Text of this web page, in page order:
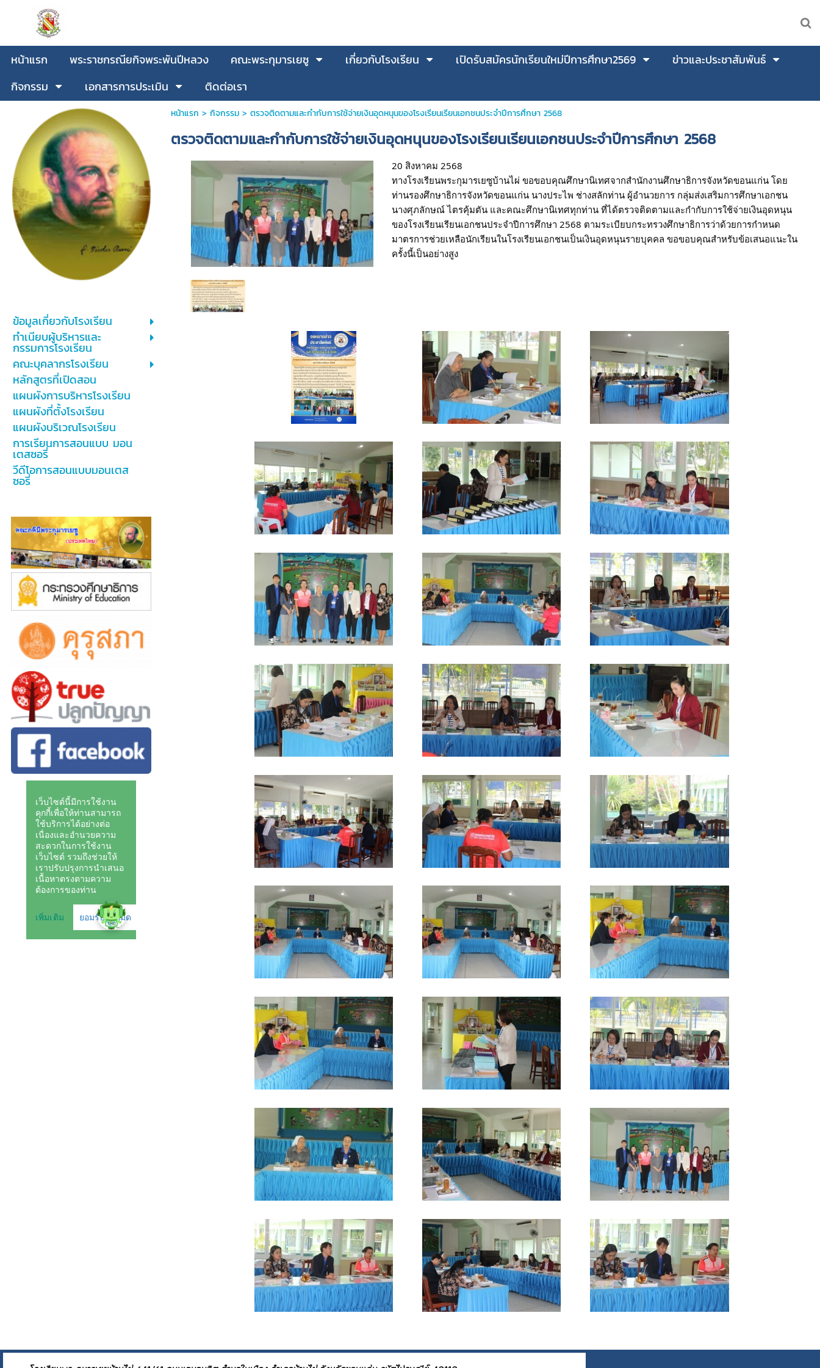
หน้าแรก พระราชกรณียกิจพระพันปีหลวง คณะพระกุมารเยซู เกี่ยวกับโรงเรียน เปิดรับสมัครนักเรียนใหม่ปีการศึกษา2569
ข่าวและประชาสัมพันธ์
กิจกรรม
เอกสารการประเมิน ติดต่อเรา
ข้อมูลเกี่ยวกับโรงเรียน
ทำเนียบผู้บริหารและ
กรรมการโรงเรียน
คณะบุคลากรโรงเรียน
หลักสูตรที่เปิดสอน
แผนผังการบริหารโรงเรียน
แผนผังที่ตั้งโรงเรียน
แผนผังบริเวณโรงเรียน
การเรียนการสอนแบบ มอน
เตสซอรี่
วีดีโอการสอนแบบมอนเตส
ซอรี่
หน้าแรก > กิจกรรม> ตรวจติดตามและกำกับการใช้จ่ายเงินอุดหนุนของโรงเรียนเรียนเอกชนประจำปีการศึกษา 2568
ตรวจติดตามและกำกับการใช้จ่ายเงินอุดหนุนของโรงเรียนเรียนเอกชนประจำปีการศึกษา 2568
20 สิงหาคม 2568
ทางโรงเรียนพระกุมารเยซูบ้านไผ่ ขอขอบคุณศึกษานิเทศจากสำนักงานศึกษาธิการจังหวัดขอนแก่น โดย
ท่านรองศึกษาธิการจังหวัดขอนแก่น นางประไพ ช่างสลักท่าน ผู้อำนวยการ กลุ่มส่งเสริมการศึกษาเอกชน
นางศุภลักษณ์ ไตรคุ้มตัน และคณะศึกษานิเทศทุกท่าน ที่ได้ตรวจติดตามและกำกับการใช้จ่ายเงินอุดหนุน
ของโรงเรียนเรียนเอกชนประจำปีการศึกษา 2568 ตามระเบียบกระทรวงศึกษาธิการว่าด้วยการกำหนด
มาตรการช่วยเหลือนักเรียนในโรงเรียนเอกชนเป็นเงินอุดหนุนรายบุคคล ขอขอบคุณสำหรับข้อเสนอแนะใน
ครั้งนี้เป็นอย่างสูง